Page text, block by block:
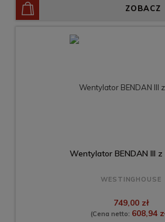
ZOBACZ
Wentylator BENDAN III
WESTINGHOUSE
749,00 zł
(Cena netto: 608,94